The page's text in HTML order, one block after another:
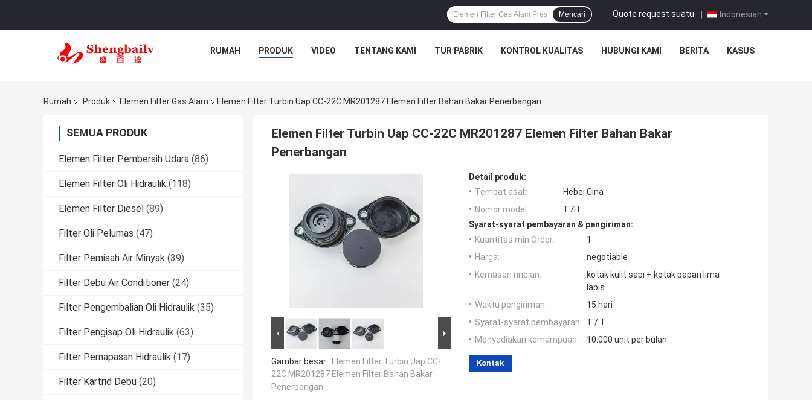
Indonesian
Quote request suatu |
Mencari
RUMAH PRODUK VIDEO TENTANG KAMI TUR PABRIK KONTROL KUALITAS HUBUNGI KAMI BERITA KASUS
Rumah Produk Elemen Filter Gas Alam Elemen Filter Turbin Uap CC-22C MR201287 Elemen Filter Bahan Bakar Penerbangan
SEMUA PRODUK
Elemen Filter Pembersih Udara (86)
Elemen Filter Oli Hidraulik (118)
Elemen Filter Diesel (89)
Filter Oli Pelumas (47)
Filter Pemisah Air Minyak (39)
Filter Debu Air Conditioner (24)
Filter Pengembalian Oli Hidraulik (35)
Filter Pengisap Oli Hidraulik (63)
Filter Pernapasan Hidraulik (17)
Filter Kartrid Debu (20)
Elemen Filter Turbin Uap CC-22C MR201287 Elemen Filter Bahan Bakar
Penerbangan
Gambar besar : Elemen Filter Turbin Uap CC-
22C MR201287 Elemen Filter Bahan Bakar
Penerbangan
Detail produk:
Tempat asal:
Hebei Cina
Nomor model:
T7H
Syarat-syarat pembayaran & pengiriman:
Kuantitas min Order:
1
Harga:
negotiable
Kemasan rincian:
kotak kulit sapi + kotak papan lima
lapis
Waktu pengiriman:
15 hari
Syarat-syarat pembayaran:
T / T
Menyediakan kemampuan:
10.000 unit per bulan
Kontak